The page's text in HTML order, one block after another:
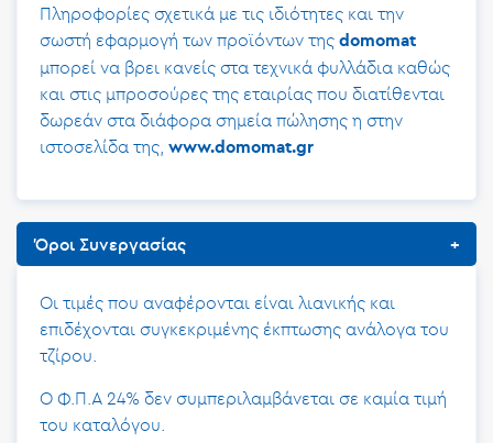
Πληροφορίες σχετικά με τις ιδιότητες και την
σωστή εφαρμογή των προϊόντων της domomat
μπορεί να βρει κανείς στα τεχνικά φυλλάδια καθώς
και στις μπροσούρες της εταιρίας που διατίθενται
δωρεάν στα διάφορα σημεία πώλησης η στην
ιστοσελίδα της, www.domomat.gr
Όροι Συνεργασίας
Οι τιμές που αναφέρονται είναι λιανικής και
επιδέχονται συγκεκριμένης έκπτωσης ανάλογα του
τζίρου.
Ο Φ.Π.Α 24% δεν συμπεριλαμβάνεται σε καμία τιμή
του καταλόγου.